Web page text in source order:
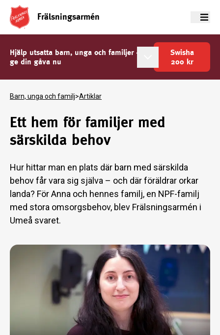
Frälsningsarmén Meny
Hjälp utsatta barn, unga och familjer -
ge din gåva nu
Swisha
200 kr
Barn, unga och familj>Artiklar
Ett hem för familjer med
särskilda behov
Hur hittar man en plats där barn med särskilda
behov får vara sig själva – och där föräldrar orkar
landa? För Anna och hennes familj, en NPF-familj
med stora omsorgsbehov, blev Frälsningsarmén i
Umeå svaret.